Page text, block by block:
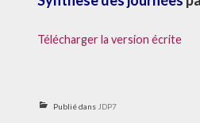
Télécharger la version écrite
Publié dans JDP7